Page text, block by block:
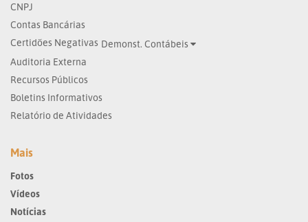
CNPJ
Contas Bancárias
Certidões Negativas Demonst. Contábeis
Auditoria Externa
Recursos Públicos
Boletins Informativos
Relatório de Atividades
Mais
Fotos
Vídeos
Notícias